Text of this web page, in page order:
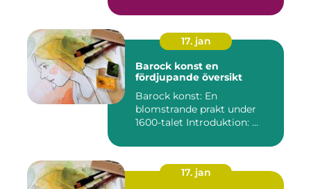
17. jan
Barock konst en
fördjupande översikt
Barock konst: En
blomstrande prakt under
1600-talet Introduktion: ...
17. jan